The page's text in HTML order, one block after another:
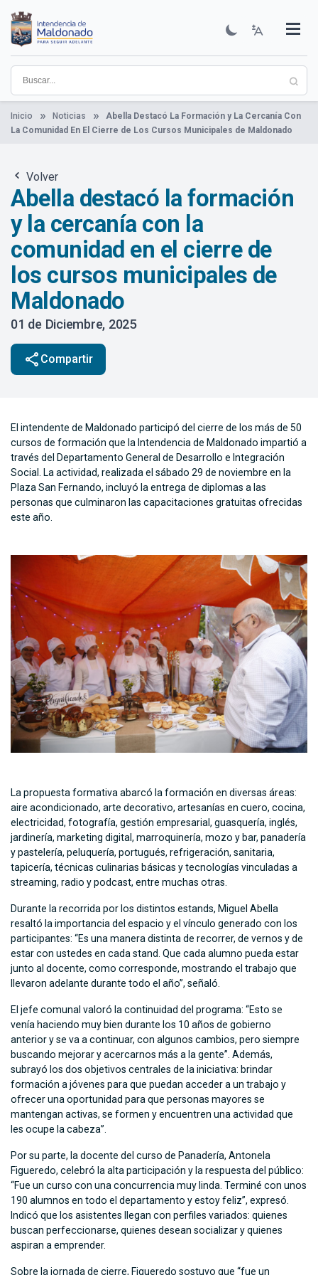
contenido
principal
Institucional
Municipios
Descubre Maldonado
Comunicación
Servicios
Guía De Trámites
Ver Noticias
Inicio Noticias
Abella Destacó La Formación y La Cercanía Con
La Comunidad En El Cierre de Los Cursos Municipales de Maldonado
Volver
Abella destacó la formación
y la cercanía con la
comunidad en el cierre de
los cursos municipales de
Maldonado
01 de Diciembre, 2025
share Compartir
El intendente de Maldonado participó del cierre de los más de 50
cursos de formación que la Intendencia de Maldonado impartió a
través del Departamento General de Desarrollo e Integración
Social. La actividad, realizada el sábado 29 de noviembre en la
Plaza San Fernando, incluyó la entrega de diplomas a las
personas que culminaron las capacitaciones gratuitas ofrecidas
este año.
La propuesta formativa abarcó la formación en diversas áreas:
aire acondicionado, arte decorativo, artesanías en cuero, cocina,
electricidad, fotografía, gestión empresarial, guasquería, inglés,
jardinería, marketing digital, marroquinería, mozo y bar, panadería
y pastelería, peluquería, portugués, refrigeración, sanitaria,
tapicería, técnicas culinarias básicas y tecnologías vinculadas a
streaming, radio y podcast, entre muchas otras.
Durante la recorrida por los distintos estands, Miguel Abella
resaltó la importancia del espacio y el vínculo generado con los
participantes: “Es una manera distinta de recorrer, de vernos y de
estar con ustedes en cada stand. Que cada alumno pueda estar
junto al docente, como corresponde, mostrando el trabajo que
llevaron adelante durante todo el año”, señaló.
El jefe comunal valoró la continuidad del programa: “Esto se
venía haciendo muy bien durante los 10 años de gobierno
anterior y se va a continuar, con algunos cambios, pero siempre
buscando mejorar y acercarnos más a la gente”. Además,
subrayó los dos objetivos centrales de la iniciativa: brindar
formación a jóvenes para que puedan acceder a un trabajo y
ofrecer una oportunidad para que personas mayores se
mantengan activas, se formen y encuentren una actividad que
les ocupe la cabeza”.
Por su parte, la docente del curso de Panadería, Antonela
Figueredo, celebró la alta participación y la respuesta del público:
“Fue un curso con una concurrencia muy linda. Terminé con unos
190 alumnos en todo el departamento y estoy feliz”, expresó.
Indicó que los asistentes llegan con perfiles variados: quienes
buscan perfeccionarse, quienes desean socializar y quienes
aspiran a emprender.
Sobre la jornada de cierre, Figueredo sostuvo que “fue un